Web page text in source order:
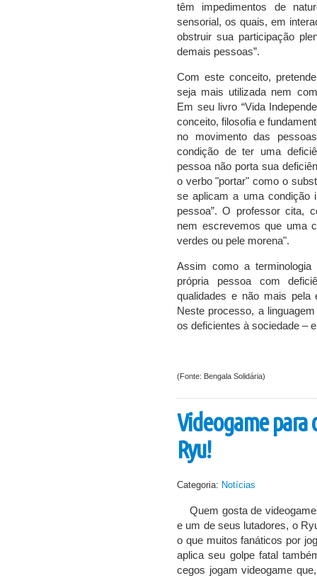
têm impedimentos de
sensorial, os quais, em
obstruir sua participação
demais pessoas”.
Com este conceito,
seja mais utilizada nem
Em seu livro “Vida
conceito, filosofia e
no movimento das
condição de ter uma
pessoa não porta sua
o verbo "portar" como o
se aplicam a uma condição
pessoa”. O professor cita,
nem escrevemos que uma
verdes ou pele morena".
Assim como a
própria pessoa com
qualidades e não mais pela
Neste processo, a
os deficientes à sociedade –
(Fonte: Bengala Solidária)
Videogame para
Ryu!
Categoria: Notícias
Quem gosta de
e um de seus lutadores, o
o que muitos fanáticos por
aplica seu golpe fatal
cegos jogam videogame